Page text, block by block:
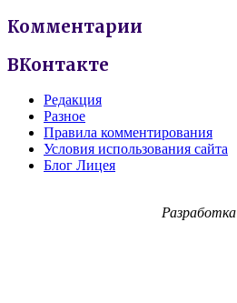
Комментарии
ВКонтакте
Редакция
Разное
Правила комментирования
Условия использования сайта
Блог Лицея
Разработка